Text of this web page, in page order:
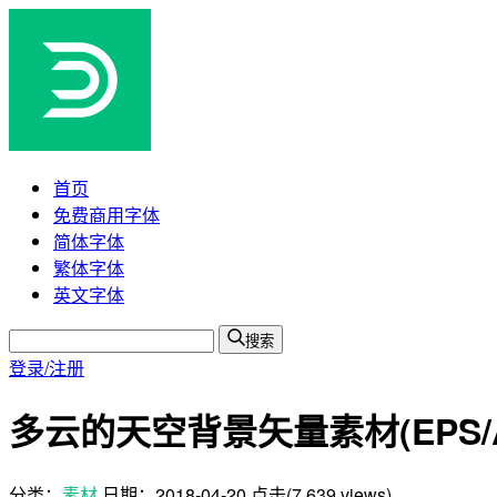
首页
免费商用字体
简体字体
繁体字体
英文字体
搜索
登录/注册
多云的天空背景矢量素材